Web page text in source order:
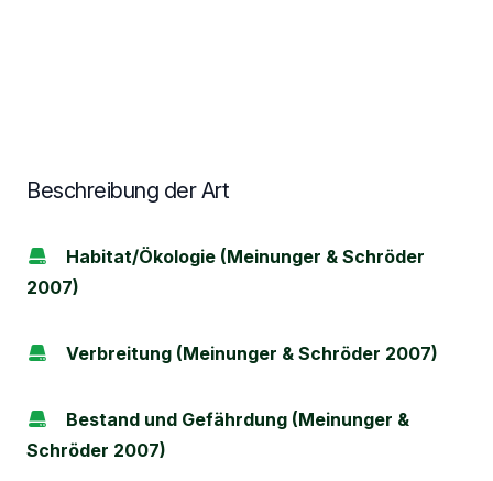
Beschreibung der Art
Habitat/Ökologie (Meinunger & Schröder
2007)
Verbreitung (Meinunger & Schröder 2007)
Bestand und Gefährdung (Meinunger &
Schröder 2007)